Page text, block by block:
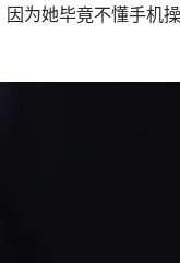
为她毕竟不懂手机